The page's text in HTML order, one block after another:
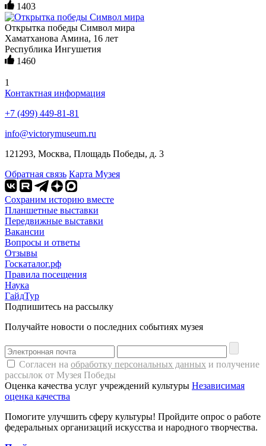
1403
Открытка победы Символ мира
Хаматханова Амина, 16 лет
Республика Ингушетия
1460
1
Контактная информация
+7 (499) 449-81-81
info@victorymuseum.ru
121293, Москва, Площадь Победы, д. 3
Обратная связь Карта Музея
Сохраним историю вместе
Планшетные выставки
Передвижные выставки
Вакансии
Вопросы и ответы
Отзывы
Госкаталог.рф
Правила посещения
Наука
ГайдТур
Подпишитесь на рассылку
Получайте новости о последних событиях музея
Согласен на обработку персональных данных и получение
рассылок от Музея Победы
Оценка качества услуг учреждений культуры Независимая
оценка качества
Помогите улучшить сферу культуры! Пройдите опрос о работе
федеральных организаций искусства и народного творчества.